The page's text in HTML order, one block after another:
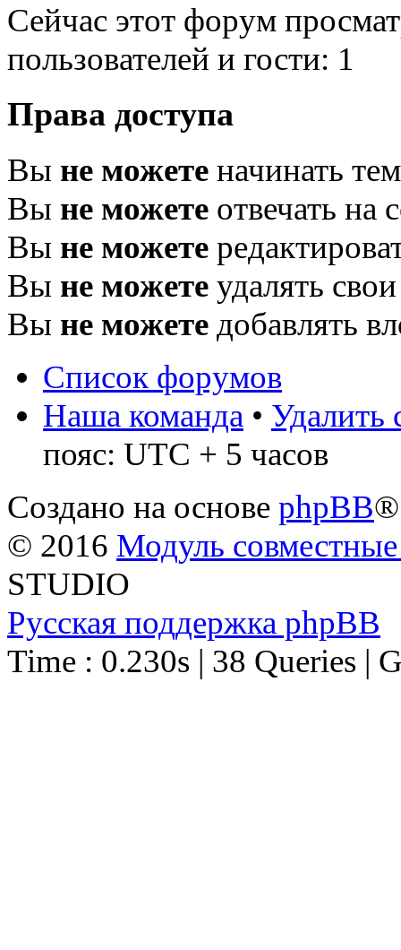
Сейчас этот форум
пользователей и гости: 1
Права доступа
Вы не можете начинать
Вы не можете отвечать на
Вы не можете
Вы не можете удалять
Вы не можете добавлять
Список форумов
Наша команда • Удалить
пояс: UTC + 5 часов
Создано на основе phpBB®
© 2016 Модуль
STUDIO
Русская поддержка phpBB
Time : 0.230s | 38 Queries |